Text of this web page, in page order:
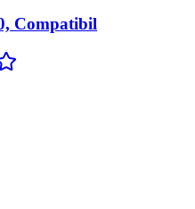
Compatibil